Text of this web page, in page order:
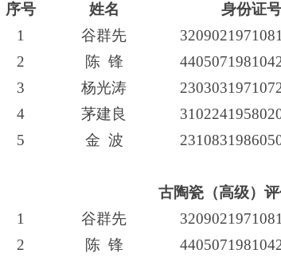
序号
姓名 身份证号
1
谷群先
2
陈 锋
3
杨光涛
4
茅建良
5
金 波
古陶瓷（高级）
1
谷群先
2
陈 锋